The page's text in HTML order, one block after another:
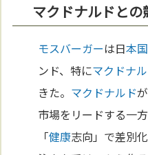
マクドナルドとの
モスバーガーは日本国
ンド、特にマクドナ
きた。 マクドナルド
市場をリードする一方
「健康志向」で差別